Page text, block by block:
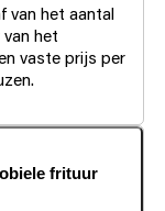
van het aantal
het
vaste prijs per
frituur